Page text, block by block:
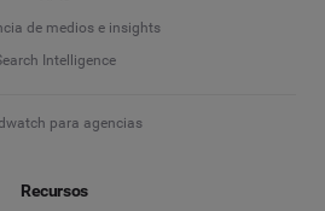
de medios e insights
Intelligence
para agencias
Recursos